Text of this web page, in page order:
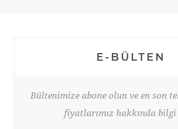
E-BÜLTEN
Bültenimize abone olun ve en son
fiyatlarımız hakkında bilgi